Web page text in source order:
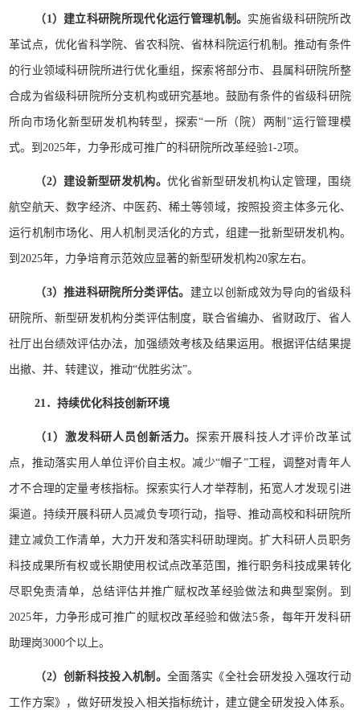
（1）建立科研院所现代化运行管理机制。 实施省级科研院所改
革试点，优化省科学院、省农科院、省林科院运行机制。推动有条件
的行业领域科研院所进行优化重组，探索将部分市、县属科研院所整
合成为省级科研院所分支机构或研究基地。鼓励有条件的省级科研院
所向市场化新型研发机构转型，探索“一所（院）两制”运行管理模
式。到2025年，力争形成可推广的科研院所改革经验1-2项。
（2）建设新型研发机构。优化省新型研发机构认定管理，围绕
航空航天、数字经济、中医药、稀土等领域，按照投资主体多元化、
运行机制市场化、用人机制灵活化的方式，组建一批新型研发机构。
到2025年，力争培育示范效应显著的新型研发机构20家左右。
（3）推进科研院所分类评估。 建立以创新成效为导向的省级科
研院所、新型研发机构分类评估制度，联合省编办、省财政厅、省人
社厅出台绩效评估办法，加强绩效考核及结果运用。根据评估结果提
出撤、并、转建议，推动“优胜劣汰”。
21．持续优化科技创新环境
（1）激发科研人员创新活力。探索开展科技人才评价改革试
点，推动落实用人单位评价自主权。减少“帽子”工程，调整对青年人
才不合理的定量考核指标。探索实行人才举荐制，拓宽人才发现引进
渠道。持续开展科研人员减负专项行动，指导、推动高校和科研院所
建立减负工作清单，大力开发和落实科研助理岗。扩大科研人员职务
科技成果所有权或长期使用权试点改革范围，推行职务科技成果转化
尽职免责清单，总结评估并推广赋权改革经验做法和典型案例。到
2025年，力争形成可推广的赋权改革经验和做法5条，每年开发科研
助理岗3000个以上。
（2）创新科技投入机制。全面落实《全社会研发投入强攻行动
工作方案》，做好研发投入相关指标统计，建立健全研发投入体系。